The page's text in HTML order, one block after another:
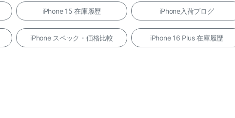
iPhone 15 在庫履歴 iPhone入荷ブログ
iPhone スペック・価格比較 iPhone 16 Plus 在庫履歴